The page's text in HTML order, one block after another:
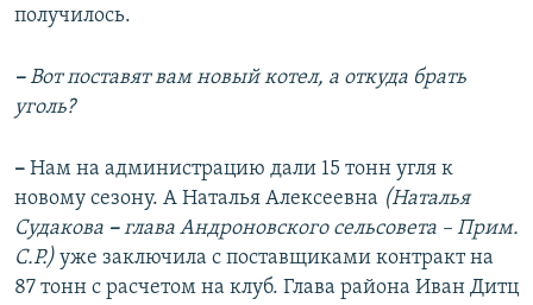
получилось.
–Вот поставят вам новый котел, а откуда брать
уголь?
– Нам на администрацию дали 15 тонн угля к
новому сезону. А Наталья Алексеевна (Наталья
Судакова –глава Андроновского сельсовета – Прим.
С.Р.) уже заключила с поставщиками контракт на
87 тонн с расчетом на клуб. Глава района Иван Дитц